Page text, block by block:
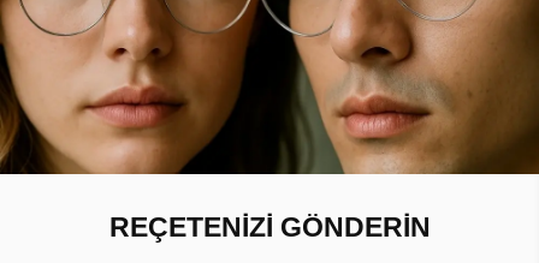
REÇETENİZİ GÖNDERİN